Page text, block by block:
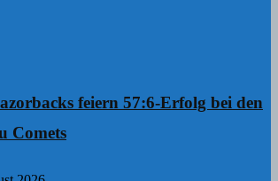
feiern 57:6-Erfolg bei den
Comets